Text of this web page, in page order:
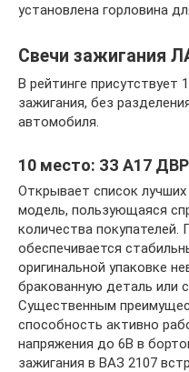
установлена горловина
Свечи зажигания
В рейтинге присутствует
зажигания, без
автомобиля.
10 место: ЗЗ А17
Открывает список
модель, пользующаяся
количества
обеспечивается
оригинальной упаковке
бракованную деталь или
Существенным
способность активно
напряжения до 6В в
зажигания в ВАЗ 2107